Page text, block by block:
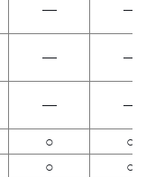
―
―
―
―
―
―
○
○
○ ○